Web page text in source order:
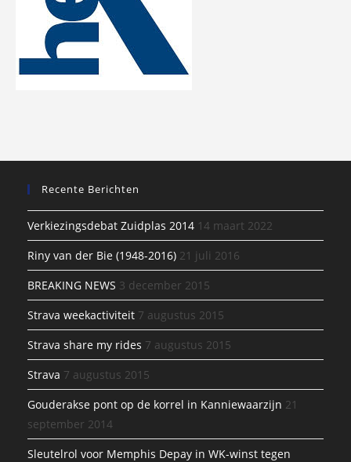
Recente Berichten
Verkiezingsdebat Zuidplas 2014 14 maart 2022
Riny van der Bie (1948-2016) 21 juli 2016
BREAKING NEWS 3 december 2015
Strava weekactiviteit 7 augustus 2015
Strava share my rides 7 augustus 2015
Strava 7 augustus 2015
Gouderakse pont op de korrel in Kanniewaarzijn 21
september 2014
Sleutelrol voor Memphis Depay in WK-winst tegen